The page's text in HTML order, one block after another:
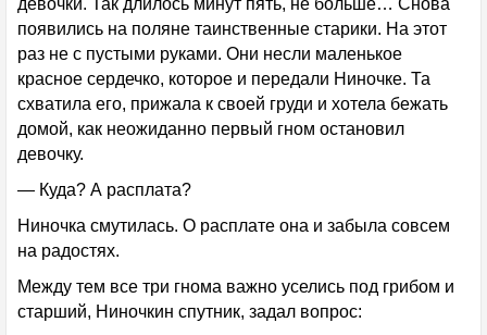
девочки. Так длилось минут пять, не больше… Снова
появились на поляне таинственные старики. На этот
раз не с пустыми руками. Они несли маленькое
красное сердечко, которое и передали Ниночке. Та
схватила его, прижала к своей груди и хотела бежать
домой, как неожиданно первый гном остановил
девочку.
— Куда? А расплата?
Ниночка смутилась. О расплате она и забыла совсем
на радостях.
Между тем все три гнома важно уселись под грибом и
старший, Ниночкин спутник, задал вопрос: